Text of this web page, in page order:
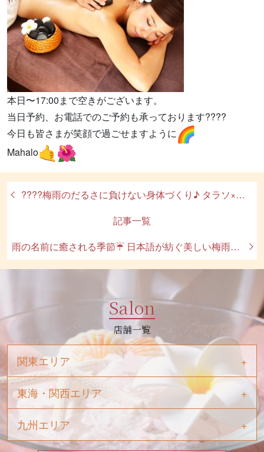
本日〜17:00まで空きがございます。
当日予約、お電話でのご予約も承っております????
今日も皆さまが笑顔で過ごせますように
Mahalo
????梅雨のだるさに負けない身体づくり♪ タラソ×ロミロミで心も身体もリフレッシュ????
記事一覧
雨の名前に癒される季節☔ 日本語が紡ぐ美しい梅雨の物語
Salon
店舗一覧
関東エリア
東海・関西エリア
九州エリア